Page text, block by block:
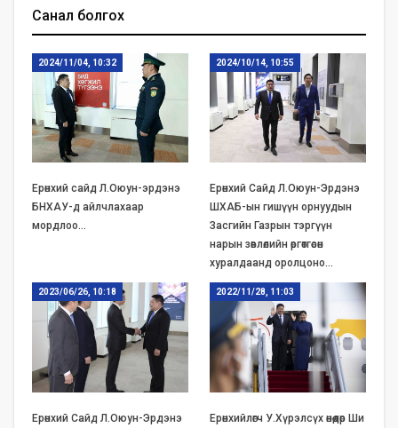
Санал болгох
2024/11/04, 10:32
Ерөнхий сайд Л.Оюун-эрдэнэ
БНХАУ-д айлчлахаар
мордлоо…
2024/10/14, 10:55
Ерөнхий Сайд Л.Оюун-Эрдэнэ
ШХАБ-ын гишүүн орнуудын
Засгийн Газрын тэргүүн
нарын зөвлөлийн өргөтгөсөн
хуралдаанд оролцоно…
2023/06/26, 10:18
Ерөнхий Сайд Л.Оюун-Эрдэнэ
2022/11/28, 11:03
Ерөнхийлөгч У.Хүрэлсүх өнөөдөр Ши